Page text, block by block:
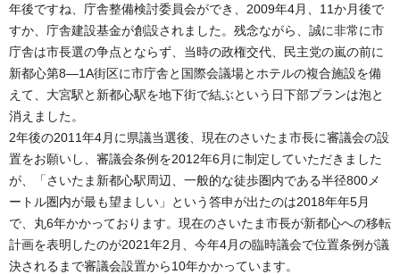
年後ですね、庁舎整備検討委員会ができ、2009年4月、11か月後で
すか、庁舎建設基金が創設されました。残念ながら、誠に非常に市
庁舎は市長選の争点とならず、当時の政権交代、民主党の嵐の前に
新都心第8―1A街区に市庁舎と国際会議場とホテルの複合施設を備
えて、大宮駅と新都心駅を地下街で結ぶという日下部プランは泡と
消えました。
2年後の2011年4月に県議当選後、現在のさいたま市長に審議会の設
置をお願いし、審議会条例を2012年6月に制定していただきました
が、「さいたま新都心駅周辺、一般的な徒歩圏内である半径800メ
ートル圏内が最も望ましい」という答申が出たのは2018年年5月
で、丸6年かかっております。現在のさいたま市長が新都心への移転
計画を表明したのが2021年2月、今年4月の臨時議会で位置条例が議
決されるまで審議会設置から10年かかっています。